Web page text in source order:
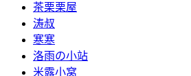
茶栗栗屋
涛叔
寒寒
洛雨の小站
米露小窝